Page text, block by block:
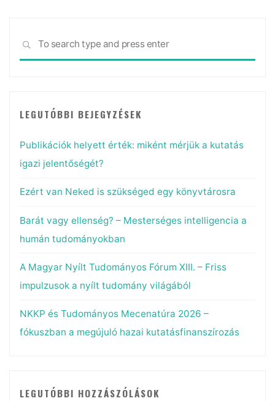
SEARCH
LEGUTÓBBI BEJEGYZÉSEK
Publikációk helyett érték: miként mérjük a kutatás
igazi jelentőségét?
Ezért van Neked is szükséged egy könyvtárosra
Barát vagy ellenség? – Mesterséges intelligencia a
humán tudományokban
A Magyar Nyílt Tudományos Fórum XIII. – Friss
impulzusok a nyílt tudomány világából
NKKP és Tudományos Mecenatúra 2026 –
fókuszban a megújuló hazai kutatásfinanszírozás
LEGUTÓBBI HOZZÁSZÓLÁSOK